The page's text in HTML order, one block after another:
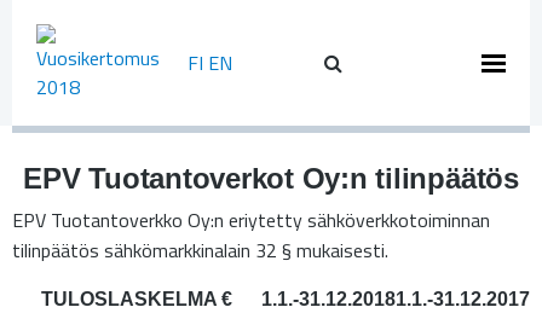
content
FI EN
EPV Tuotantoverkot Oy:n tilinpäätös
EPV Tuotantoverkko Oy:n eriytetty sähköverkkotoiminnan
tilinpäätös sähkömarkkinalain 32 § mukaisesti.
TULOSLASKELMA € 1.1.-31.12.20181.1.-31.12.2017